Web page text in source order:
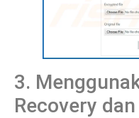
3.
Recovery